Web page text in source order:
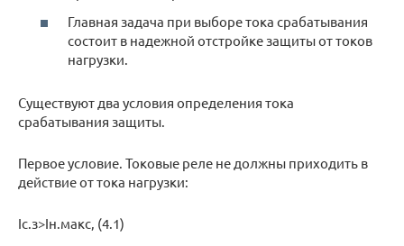
Главная задача при выборе тока срабатывания
состоит в надежной отстройке защиты от токов
нагрузки.
Существуют два условия определения тока
срабатывания защиты.
Первое условие. Токовые реле не должны приходить в
действие от тока нагрузки:
Iс.з>Iн.макс, (4.1)